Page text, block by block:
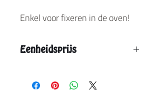
Enkel voor fixeren in de oven!
Eenheidsprijs
Vanaf 3 stuks: € 15,5